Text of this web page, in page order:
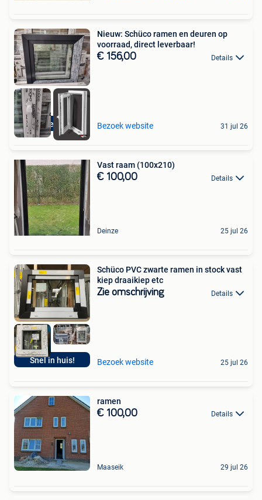
Snel Geleverd!
Nieuw: Schüco ramen en deuren op
voorraad, direct leverbaar!
€ 156,00 Details
Bezoek website 31 jul 26
Vast raam (100x210)
€ 100,00 Details
Deinze 25 jul 26
Snel in huis!
Schüco PVC zwarte ramen in stock vast
kiep draaikiep etc
Zie omschrijving Details
Bezoek website 25 jul 26
ramen
€ 100,00 Details
Maaseik 29 jul 26